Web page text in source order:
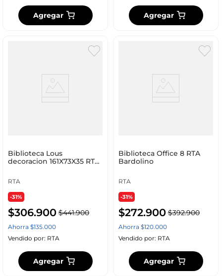
Agregar Agregar
Biblioteca Lous
decoracion 161X73X35 RTA
RTA
-31%
$306.900 $441.900
Ahorra $135.000
Vendido por: RTA
Agregar
Biblioteca Office 8 RTA
Bardolino
RTA
-31%
$272.900 $392.900
Ahorra $120.000
Vendido por: RTA
Agregar